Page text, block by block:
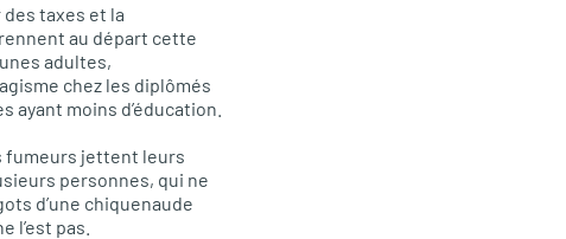
taxes et la
au départ cette
adultes,
chez les diplômés
moins d’éducation.
fumeurs jettent leurs
personnes, qui ne
d’une chiquenaude
l’est pas.